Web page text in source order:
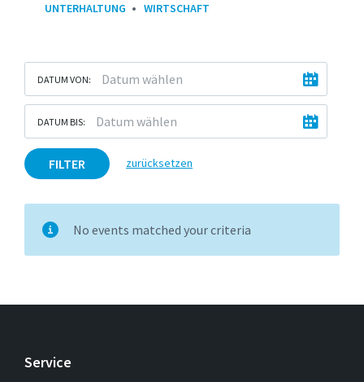
UNTERHALTUNG
WIRTSCHAFT
DATUM VON:
DATUM BIS:
FILTER zurücksetzen
No events matched your criteria
Service